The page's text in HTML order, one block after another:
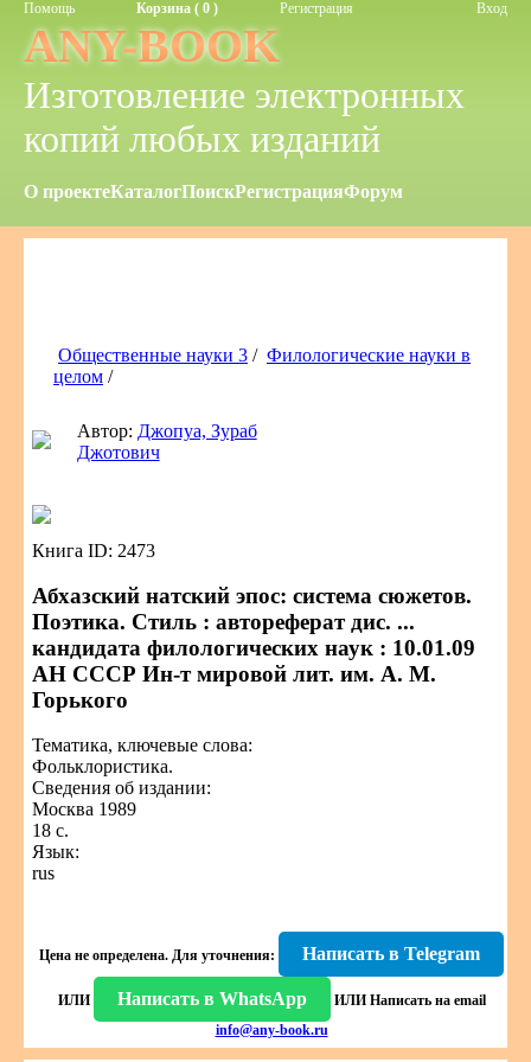
Помощь Корзина ( 0 ) Регистрация Вход
ANY-BOOK
Изготовление электронных
копий любых изданий
О проектеКаталогПоискРегистрацияФорум
Общественные науки 3 / Филологические науки в
целом /
Автор: Джопуа, Зураб
Джотович
Книга ID: 2473
Абхазский натский эпос: система сюжетов.
Поэтика. Стиль : автореферат дис. ...
кандидата филологических наук : 10.01.09
АН СССР Ин-т мировой лит. им. А. М.
Горького
Тематика, ключевые слова:
Фольклористика.
Сведения об издании:
Москва 1989
18 с.
Язык:
rus
Цена не определена. Для уточнения: Написать в Telegram
ИЛИ Написать в WhatsApp ИЛИ Написать на email
info@any-book.ru